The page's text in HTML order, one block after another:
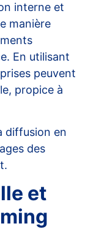
interne et
manière
En utilisant
peuvent
propice à
diffusion en
des
.
et